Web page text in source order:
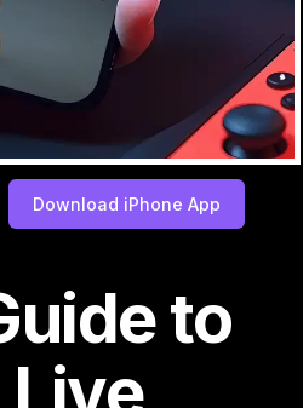
Download iPhone App
to